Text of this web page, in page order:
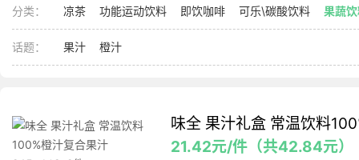
分类： 凉茶 功能运动饮料 即饮咖啡 可乐\碳酸饮料 果蔬
话题： 果汁 橙汁
味全 果汁礼盒 常温饮料
21.42元/件（共42.84元）